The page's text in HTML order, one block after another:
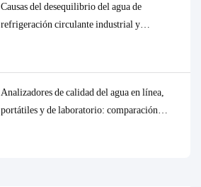
Causas del desequilibrio del agua de
refrigeración circulante industrial y
Analizadores de calidad del agua en línea,
portátiles y de laboratorio: comparación